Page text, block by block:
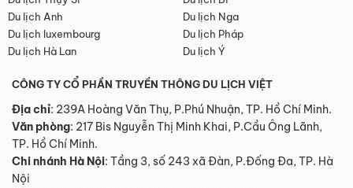
Du lịch Anh
Du lịch Nga
Du lịch luxembourg
Du lịch Pháp
Du lịch Hà Lan
Du lịch Ý
CÔNG TY CỔ PHẦN TRUYỀN THÔNG DU LỊCH VIỆT
Địa chỉ: 239A Hoàng Văn Thụ, P.Phú Nhuận, TP. Hồ Chí Minh.
Văn phòng: 217 Bis Nguyễn Thị Minh Khai, P.Cầu Ông Lãnh,
TP. Hồ Chí Minh.
Chi nhánh Hà Nội: Tầng 3, số 243 xã Đàn, P.Đống Đa, TP. Hà
Nội